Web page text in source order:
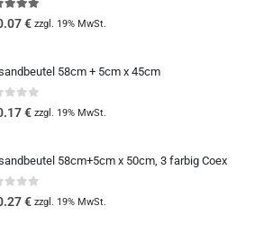
out of 5
€ zzgl. 19% MwSt.
58cm + 5cm x 45cm
of 5
€ zzgl. 19% MwSt.
58cm+5cm x 50cm, 3 farbig Coex
of 5
€ zzgl. 19% MwSt.